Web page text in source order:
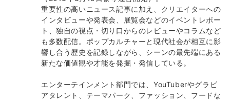
重要性の高いニュース記事に加え、クリエイターへの
インタビューや発表会、展覧会などのイベントレポー
ト、独自の視点・切り口からのレビューやコラムなど
も多数配信。ポップカルチャーと現代社会が相互に影
響し合う歴史を記録しながら、シーンの最先端にある
新たな価値観や才能を発掘・発信している。
エンターテインメント部門では、YouTuberやグラビ
アタレント、テーマパーク、ファッション、フードな